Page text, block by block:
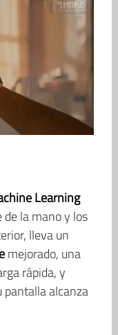
Learning
la mano y los
lleva un
mejorado, una
rápida, y
pantalla alcanza